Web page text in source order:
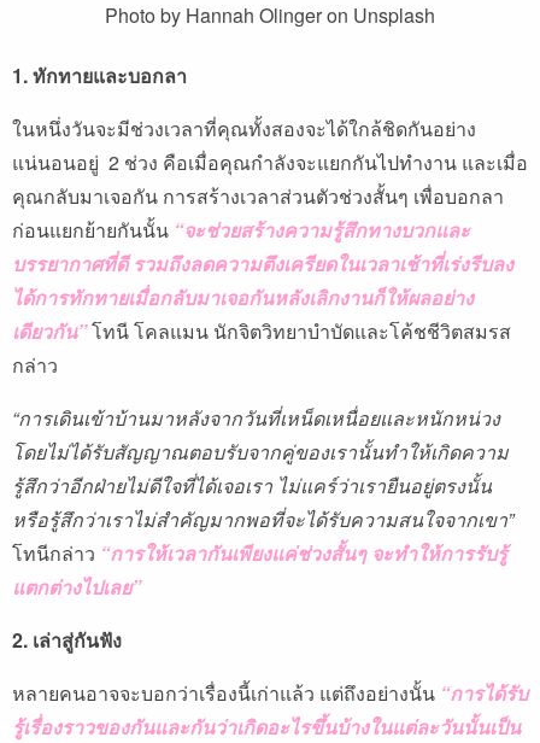
Photo by Hannah Olinger on Unsplash
1. ทักทายและบอกลา
ในหนึ่งวันจะมีช่วงเวลาที่คุณทั้งสองจะได้ใกล้ชิดกันอย่าง
แน่นอนอยู่ 2 ช่วง คือเมื่อคุณกำลังจะแยกกันไปทำงาน และเมื่อ
คุณกลับมาเจอกัน การสร้างเวลาส่วนตัวช่วงสั้นๆ เพื่อบอกลา
ก่อนแยกย้ายกันนั้น “จะช่วยสร้างความรู้สึกทางบวกและ
บรรยากาศที่ดี รวมถึงลดความตึงเครียดในเวลาเช้าที่เร่งรีบลง
ได้การทักทายเมื่อกลับมาเจอกันหลังเลิกงานก็ให้ผลอย่าง
เดียวกัน”โทนี โคลแมน นักจิตวิทยาบำบัดและโค้ชชีวิตสมรส
กล่าว
“การเดินเข้าบ้านมาหลังจากวันที่เหน็ดเหนื่อยและหนักหน่วง
โดยไม่ได้รับสัญญาณตอบรับจากคู่ของเรานั้นทำให้เกิดความ
รู้สึกว่าอีกฝ่ายไม่ดีใจที่ได้เจอเรา ไม่แคร์ว่าเรายืนอยู่ตรงนั้น
หรือรู้สึกว่าเราไม่สำคัญมากพอที่จะได้รับความสนใจจากเขา”
โทนีกล่าว “การให้เวลากันเพียงแค่ช่วงสั้นๆ จะทำให้การรับรู้
แตกต่างไปเลย”
2. เล่าสู่กันฟัง
หลายคนอาจจะบอกว่าเรื่องนี้เก่าแล้ว แต่ถึงอย่างนั้น “การได้รับ
รู้เรื่องราวของกันและกันว่าเกิดอะไรขึ้นบ้างในแต่ละวันนั้นเป็น